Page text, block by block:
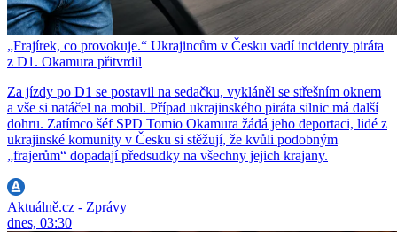
„Frajírek, co provokuje.“ Ukrajincům v Česku vadí incidenty piráta
z D1. Okamura přitvrdil
Za jízdy po D1 se postavil na sedačku, vykláněl se střešním oknem
a vše si natáčel na mobil. Případ ukrajinského piráta silnic má další
dohru. Zatímco šéf SPD Tomio Okamura žádá jeho deportaci, lidé z
ukrajinské komunity v Česku si stěžují, že kvůli podobným
„frajerům“ dopadají předsudky na všechny jejich krajany.
Aktuálně.cz - Zprávy
dnes, 03:30